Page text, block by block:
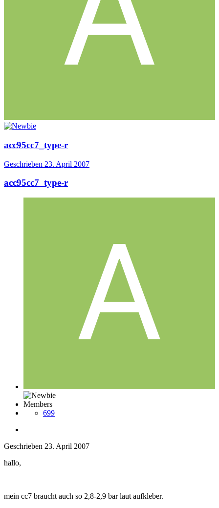
acc95cc7_type-r
Geschrieben 23. April 2007
acc95cc7_type-r
Members
699
Geschrieben 23. April 2007
hallo,
mein cc7 braucht auch so 2,8-2,9 bar laut aufkleber.